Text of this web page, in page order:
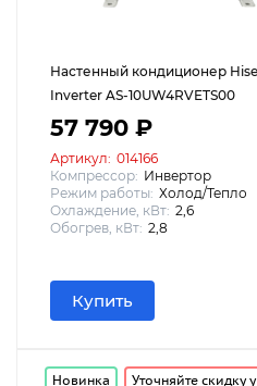
Настенный кондиционер
Inverter AS-10UW4RVETS00
57 790 ₽
Артикул: 014166
Компрессор: Инвертор
Режим работы: Холод/Тепло
Охлаждение, кВт: 2,6
Обогрев, кВт: 2,8
Купить
Новинка Уточняйте скидку